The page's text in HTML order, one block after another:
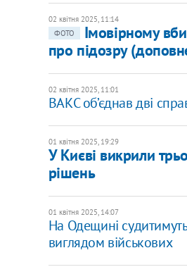
02 квітня 2025, 11:14
ФОТО
Імовірному
про підозру
02 квітня 2025, 11:01
ВАКС об’єднав дві
01 квітня 2025, 19:29
У Києві викрили
рішень
01 квітня 2025, 14:07
На Одещині
виглядом військових